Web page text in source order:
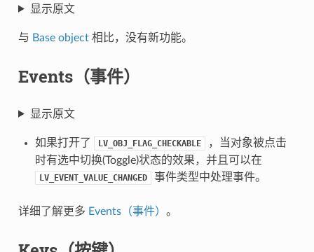
显示原文
与 Base object相比，没有新功能。
Events（事件）
显示原文
如果打开了 LV_OBJ_FLAG_CHECKABLE
，当对象被点击
时有选中切换(Toggle)状态的效果，并且可以在
LV_EVENT_VALUE_CHANGED 事件类型中处理事件。
详细了解更多 Events（事件） 。